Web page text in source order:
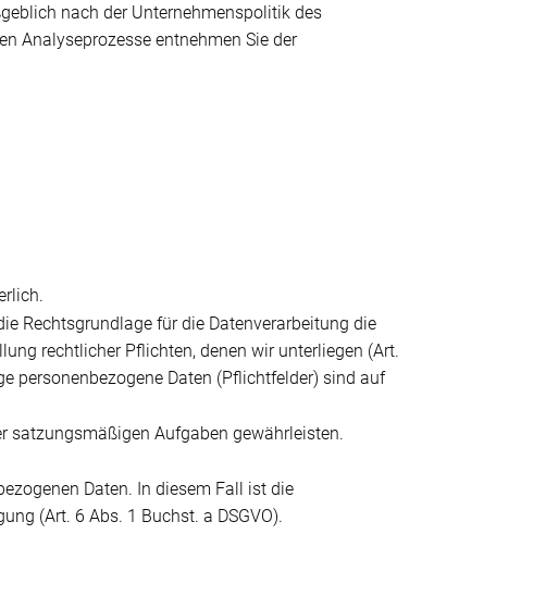
nach der Unternehmenspolitik des
Analyseprozesse entnehmen Sie der
Rechtsgrundlage für die Datenverarbeitung die
rechtlicher Pflichten, denen wir unterliegen (Art.
personenbezogene Daten (Pflichtfelder) sind auf
satzungsmäßigen Aufgaben gewährleisten.
Daten. In diesem Fall ist die
(Art. 6 Abs. 1 Buchst. a DSGVO).